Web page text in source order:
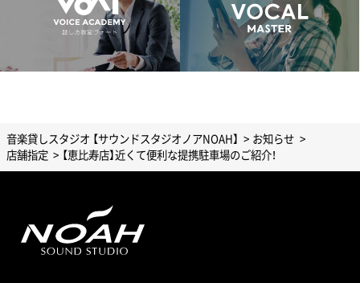
音楽貸しスタジオ 【サウンドスタジオノアNOAH】
お知らせ
店舗指定
【恵比寿店】近くて便利な提携駐車場のご紹介！